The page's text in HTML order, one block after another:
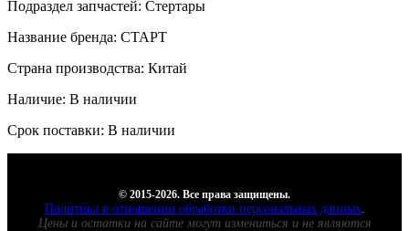
Подраздел запчастей: Стертары
Название бренда: СТАРТ
Страна производства: Китай
Наличие: В наличии
Срок поставки: В наличии
© 2015-2026. Все права защищены.
Политика в отношении обработки персональных данных.
Цены и остатки на сайте могут измениться и не являются